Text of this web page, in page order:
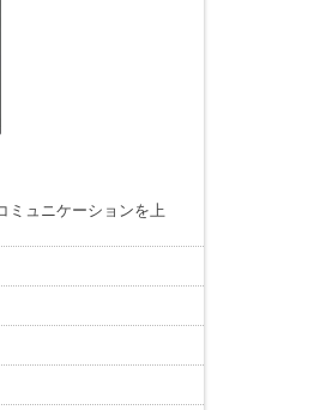
ミュニケーションを上